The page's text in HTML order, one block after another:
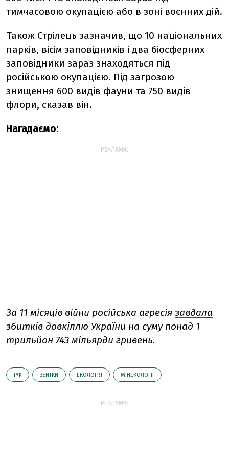
тимчасовою окупацією або в зоні воєнних дій.
Також Стрілець зазначив, що 10 національних
парків, вісім заповідників і два біосферних
заповідники зараз знаходяться під
російською окупацією. Під загрозою
знищення 600 видів фауни та 750 видів
флори, сказав він.
Нагадаємо:
РЕКЛАМА:
За 11 місяців війни російська агресія завдала
збитків довкіллю України на суму понад 1
трильйон 743 мільярди гривень.
РФ ЗБИТКИ ЕКОЛОГІЯ МІНЕКОЛОГІЇ
РЕКЛАМА: